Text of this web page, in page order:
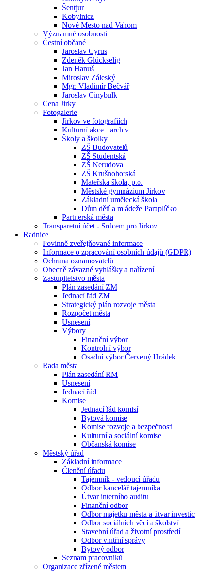
Šentjur
Kobylnica
Nové Mesto nad Vahom
Významné osobnosti
Čestní občané
Jaroslav Cyrus
Zdeněk Glückselig
Jan Hanuš
Miroslav Záleský
Mgr. Vladimír Bečvář
Jaroslav Cinybulk
Cena Jirky
Fotogalerie
Jirkov ve fotografiích
Kulturní akce - archiv
Školy a školky
ZŠ Budovatelů
ZŠ Studentská
ZŠ Nerudova
ZŠ Krušnohorská
Mateřská škola, p.o.
Městské gymnázium Jirkov
Základní umělecká škola
Dům dětí a mládeže Paraplíčko
Partnerská města
Transparetní účet - Srdcem pro Jirkov
Radnice
Povinně zveřejňované informace
Informace o zpracování osobních údajů (GDPR)
Ochrana oznamovatelů
Obecně závazné vyhlášky a nařízení
Zastupitelstvo města
Plán zasedání ZM
Jednací řád ZM
Strategický plán rozvoje města
Rozpočet města
Usnesení
Výbory
Finanční výbor
Kontrolní výbor
Osadní výbor Červený Hrádek
Rada města
Plán zasedání RM
Usnesení
Jednací řád
Komise
Jednací řád komisí
Bytová komise
Komise rozvoje a bezpečnosti
Kulturní a sociální komise
Občanská komise
Městský úřad
Základní informace
Členění úřadu
Tajemník - vedoucí úřadu
Odbor kancelář tajemníka
Útvar interního auditu
Finanční odbor
Odbor majetku města a útvar investic
Odbor sociálních věcí a školství
Stavební úřad a životní prostředí
Odbor vnitřní správy
Bytový odbor
Seznam pracovníků
Organizace zřízené městem